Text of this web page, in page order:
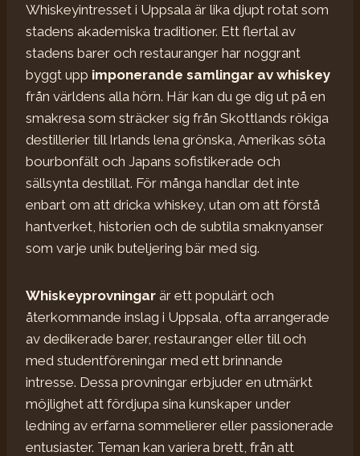
Whiskeyintresset i Uppsala är lika djupt rotat som
stadens akademiska traditioner. Ett flertal av
stadens barer och restauranger har noggrant
byggt upp imponerande samlingar av whiskey
från världens alla hörn. Här kan du ge dig ut på en
smakresa som sträcker sig från Skottlands rökiga
destillerier till Irlands lena grönska, Amerikas söta
bourbonfält och Japans sofistikerade och
sällsynta destillat. För många handlar det inte
enbart om att dricka whiskey, utan om att förstå
hantverket, historien och de subtila smaknyanser
som varje unik buteljering bär med sig.
Whiskeyprovningar är ett populärt och
återkommande inslag i Uppsala, ofta arrangerade
av dedikerade barer, restauranger eller till och
med studentföreningar med ett brinnande
intresse. Dessa provningar erbjuder en utmärkt
möjlighet att fördjupa sina kunskaper under
ledning av erfarna sommelierer eller passionerade
entusiaster. Teman kan variera brett, från att